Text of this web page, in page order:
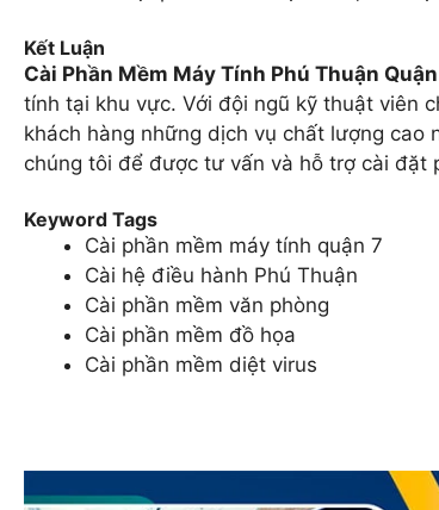
Kết Luận
Cài Phần Mềm Máy Tính Phú Thuận
tính tại khu vực. Với đội ngũ kỹ thuật viên
khách hàng những dịch vụ chất lượng cao
chúng tôi để được tư vấn và hỗ trợ cài đặt
Keyword Tags
Cài phần mềm máy tính quận 7
Cài hệ điều hành Phú Thuận
Cài phần mềm văn phòng
Cài phần mềm đồ họa
Cài phần mềm diệt virus